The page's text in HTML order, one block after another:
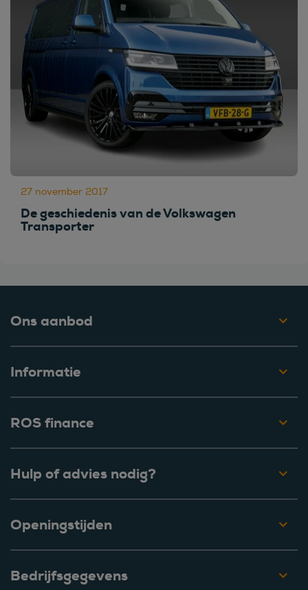
27 november 2017
De geschiedenis van de Volkswagen
Transporter
Ons aanbod
Informatie
ROS finance
Hulp of advies nodig?
Openingstijden
Bedrijfsgegevens